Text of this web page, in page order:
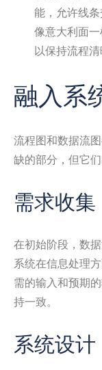
能，允许线
像意大利面
以保持流程清
融入系
流程图和数据流
缺的部分，但它
需求收集
在初始阶段，数
系统在信息处理
需的输入和预期
持一致。
系统设计